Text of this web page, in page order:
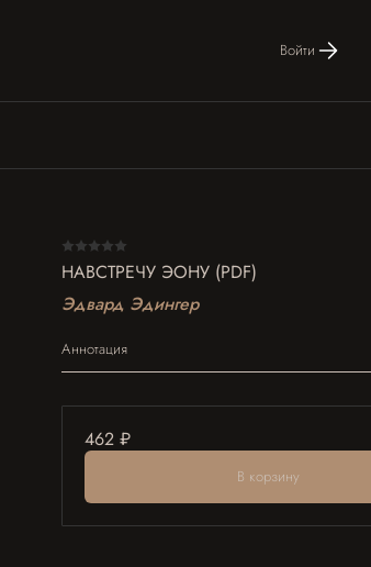
Войти
НАВСТРЕЧУ ЭОНУ (PDF)
Эдвард Эдингер
Аннотация
462 ₽
В корзину